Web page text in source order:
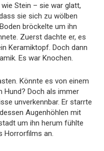
Stein – sie war glatt,
sie sich zu wölben
bröckelte um ihn
Zuerst dachte er, es
Keramiktopf. Doch dann
Es war Knochen.
Könnte es von einem
Hund? Doch als immer
unverkennbar. Er starrte
Augenhöhlen mit
um ihn herum fühlte
Horrorfilms an.